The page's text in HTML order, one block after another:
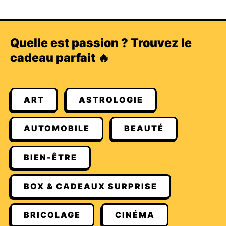
Quelle est passion ? Trouvez le
cadeau parfait 🔥
ART ASTROLOGIE
AUTOMOBILE BEAUTÉ
BIEN-ÊTRE
BOX & CADEAUX SURPRISE
BRICOLAGE CINÉMA